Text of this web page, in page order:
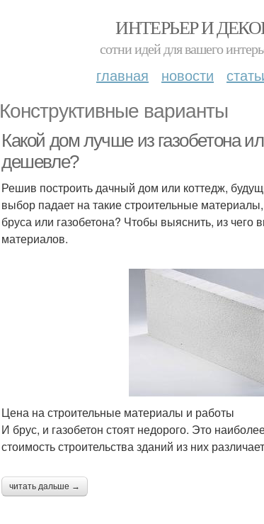
ИНТЕРЬЕР И
сотни идей для вашего
главная новости
Конструктивные варианты
Какой дом лучше из газобетона
дешевле?
Решив построить дачный дом или коттедж,
выбор падает на такие строительные
бруса или газобетона? Чтобы выяснить, из чего
материалов.
Цена на строительные материалы и работы
И брус, и газобетон стоят недорого. Это
стоимость строительства зданий из них
читать дальше →